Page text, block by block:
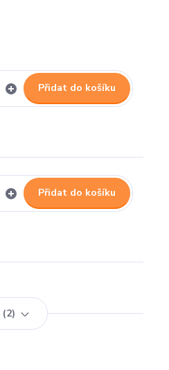
Přidat do košíku
Přidat do košíku
2